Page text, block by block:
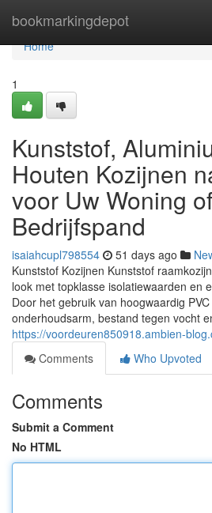
bookmarkingdepot
Home
Home
1
Kunststof,
Houten Kozijnen
voor Uw Woning of
Bedrijfspand
isaiahcupl798554 51 days ago
Kunststof Kozijnen Kunststof
look met topklasse isolatiewaarden en
Door het gebruik van hoogwaardig
onderhoudsarm, bestand tegen vocht
https://voordeuren850918.ambien-
Comments
Who Upvoted
Comments
Submit a Comment
No HTML